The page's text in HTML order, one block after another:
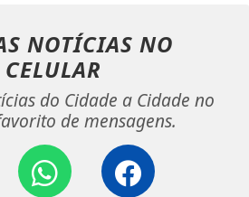
NOTÍCIAS NO
CELULAR
do Cidade a Cidade no
de mensagens.